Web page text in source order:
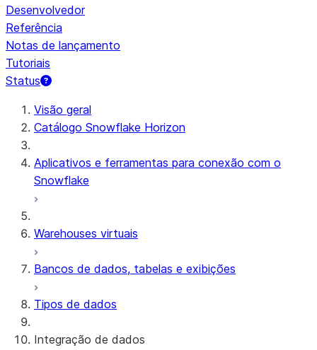
Desenvolvedor
Referência
Notas de lançamento
Tutoriais
Status
Visão geral
Catálogo Snowflake Horizon
Aplicativos e ferramentas para conexão com o
Snowflake
Warehouses virtuais
Bancos de dados, tabelas e exibições
Tipos de dados
Integração de dados